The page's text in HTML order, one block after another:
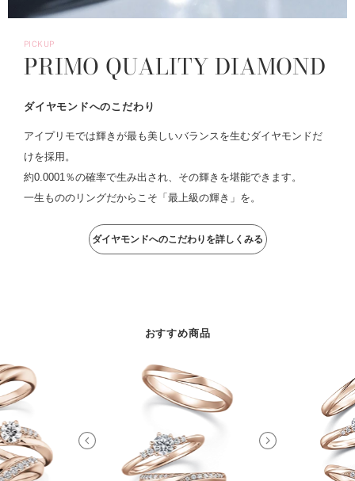
PICKUP
PRIMO QUALITY DIAMOND
ダイヤモンドへのこだわり
アイプリモでは輝きが最も美しいバランスを生むダイヤモンドだ
けを採用。
約0.0001％の確率で生み出され、その輝きを堪能できます。
一生もののリングだからこそ「最上級の輝き」を。
ダイヤモンドへのこだわりを詳しくみる
おすすめ商品